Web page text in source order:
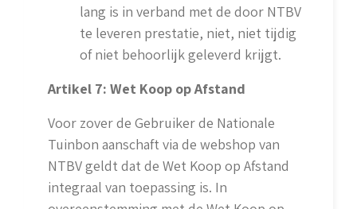
lang is in verband met de door NTBV
te leveren prestatie, niet, niet tijdig
of niet behoorlijk geleverd krijgt.
Artikel 7: Wet Koop op Afstand
Voor zover de Gebruiker de Nationale
Tuinbon aanschaft via de webshop van
NTBV geldt dat de Wet Koop op Afstand
integraal van toepassing is. In